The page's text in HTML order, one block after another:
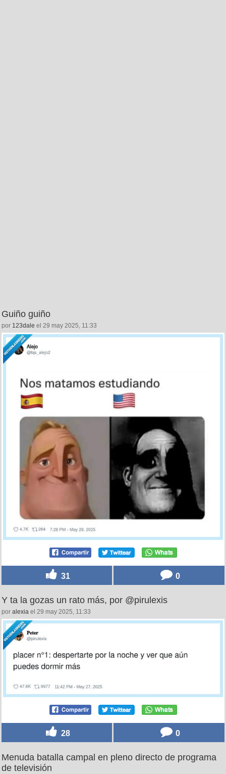
Guiño guiño
por 123dale el 29 may 2025, 11:33
31 0
Y ta la gozas un rato más, por @pirulexis
por alexia el 29 may 2025, 11:33
28 0
Menuda batalla campal en pleno directo de programa
de televisión